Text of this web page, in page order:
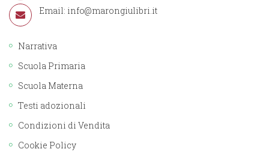
Email: info@marongiulibri.it
Narrativa
Scuola Primaria
Scuola Materna
Testi adozionali
Condizioni di Vendita
Cookie Policy